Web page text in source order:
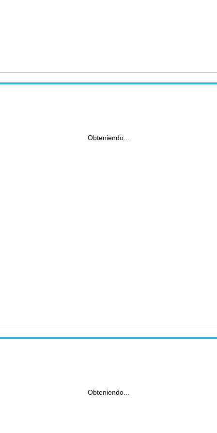
Obteniendo...
Obteniendo...